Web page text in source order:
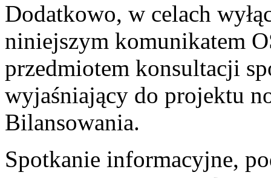
Dodatkowo, w celach
niniejszym komunikatem
przedmiotem konsultacji
wyjaśniający do projektu
Bilansowania.
Spotkanie informacyjne,